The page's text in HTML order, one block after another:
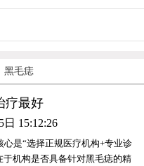
黑毛痣
疗最好
日 15:12:26
是“选择正规医疗机构+专业诊
于机构是否具备针对黑毛痣的精